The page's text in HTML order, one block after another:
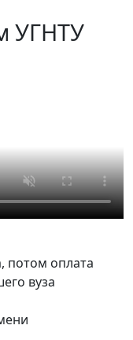
УГНТУ
потом оплата
вуза